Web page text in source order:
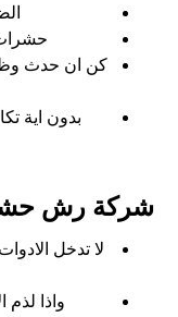
كن ان حدث
بدون اية
شركة رش
لا تدخل
واذا